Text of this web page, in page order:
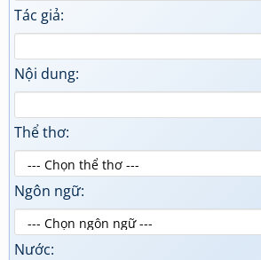
Tác giả:
Nội dung:
Thể thơ:
Ngôn ngữ:
Nước: